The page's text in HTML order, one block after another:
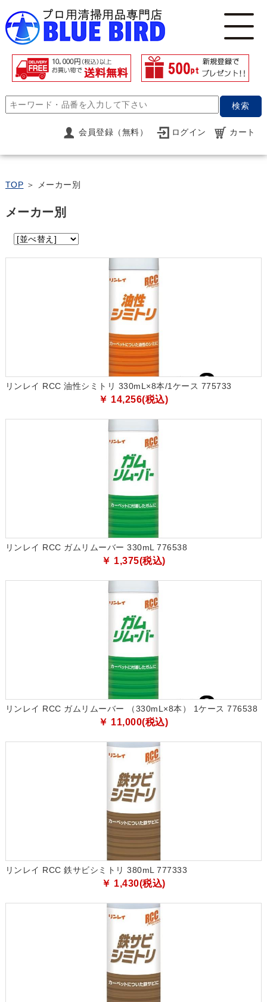
検索
会員登録（無料） ログイン カート
TOP ＞ メーカー別
メーカー別
リンレイ RCC 油性シミトリ 330mL×8本/1ケース 775733
￥ 14,256(税込)
リンレイ RCC ガムリムーバー 330mL 776538
￥ 1,375(税込)
リンレイ RCC ガムリムーバー （330mL×8本） 1ケース 776538
￥ 11,000(税込)
リンレイ RCC 鉄サビシミトリ 380mL 777333
￥ 1,430(税込)